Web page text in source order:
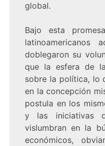
global.
Bajo esta
latinoamericanos
doblegaron su
que la esfera de
sobre la política, lo
en la concepción
postula en los
y las iniciativas
vislumbran en la
económicos,